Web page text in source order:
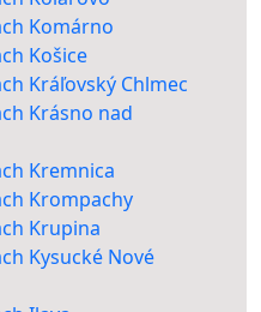
Komárno
Košice
Kráľovský Chlmec
Krásno nad
Kremnica
Krompachy
Krupina
Kysucké Nové